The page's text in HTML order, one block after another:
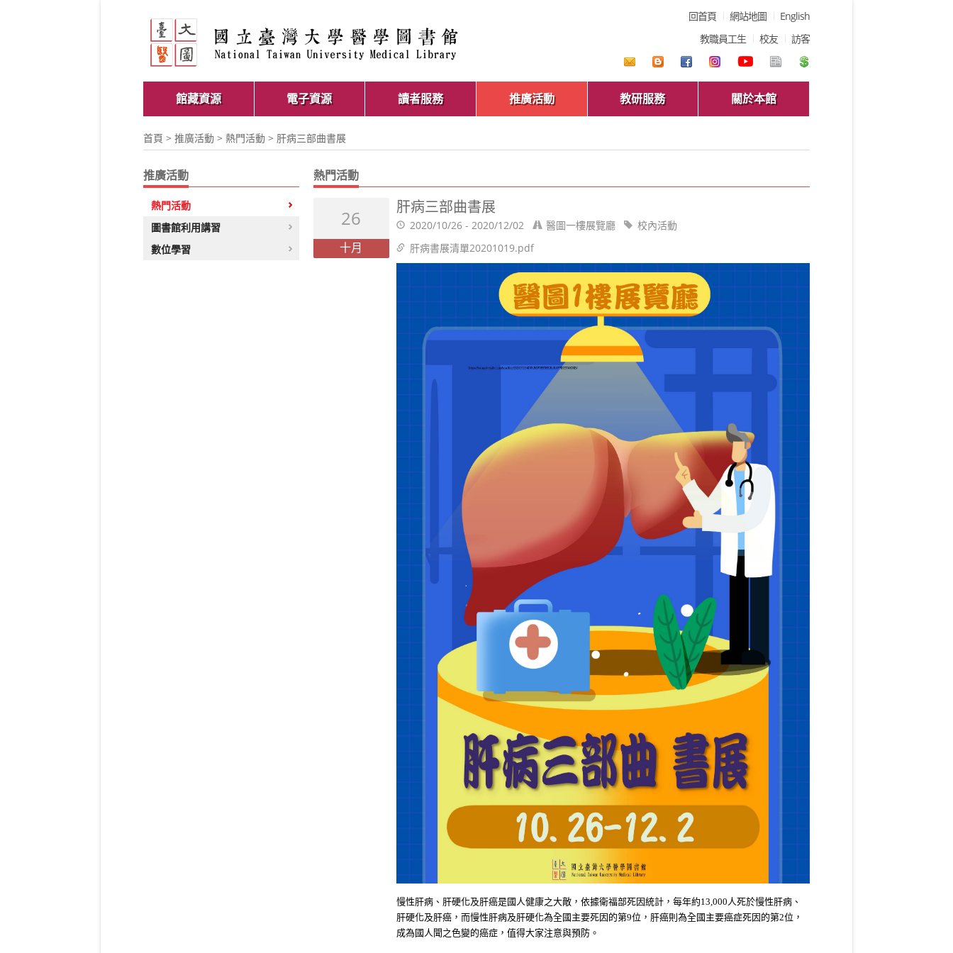
回首頁 網站地圖
English
教職員工生
校友 訪客
館藏資源 電子資源 讀者服務 推廣活動 教研服務 關於本館
首頁 > 推廣活動 > 熱門活動 > 肝病三部曲書展
推廣活動
熱門活動
圖書館利用講習
數位學習
熱門活動
26
十月
肝病三部曲書展
2020/10/26 - 2020/12/02 醫圖一樓展覽廳
校內活動
肝病書展清單20201019.pdf
慢性肝病、肝硬化及肝癌是國人健康之大敵，依據衛福部死因統計，每年約13,000 人死於慢性肝病、
肝硬化及肝癌，而慢性肝病及肝硬化為全國主要死因的第9位，肝癌則為全國主要癌症死因的第2位，
成為國人聞之色變的癌症， 值得大家注意與預防。